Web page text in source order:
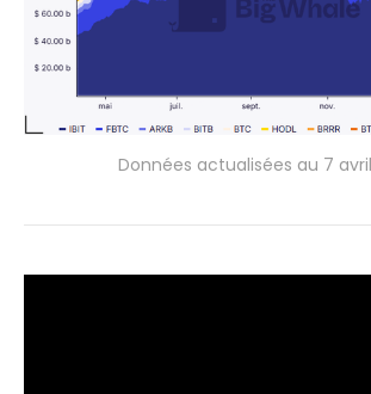
Données actualisées au 7